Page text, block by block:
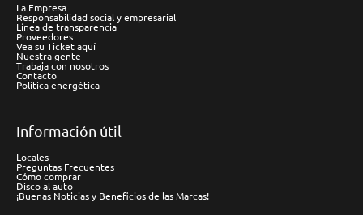
La Empresa
Responsabilidad social y empresarial
Línea de transparencia
Proveedores
Vea su Ticket aquí
Nuestra gente
Trabaja con nosotros
Contacto
Política energética
Información útil
Locales
Preguntas Frecuentes
Cómo comprar
Disco al auto
¡Buenas Noticias y Beneficios de las Marcas!